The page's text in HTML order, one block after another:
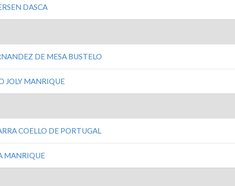
DASCA
DE MESA BUSTELO
JOLY MANRIQUE
COELLO DE PORTUGAL
MANRIQUE